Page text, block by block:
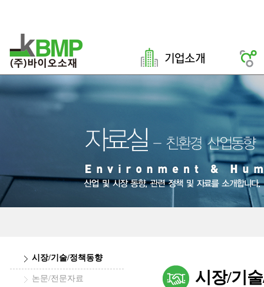
시장/기술/정책동향
논문/전문자료 시장/기